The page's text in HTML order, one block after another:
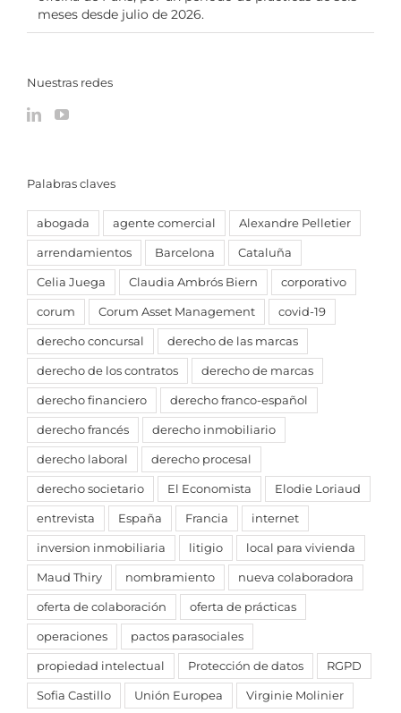
meses desde julio de 2026.
Nuestras redes
Palabras claves
abogada agente comercial Alexandre Pelletier
arrendamientos Barcelona Cataluña
Celia Juega Claudia Ambrós Biern corporativo
corum Corum Asset Management covid-19
derecho concursal derecho de las marcas
derecho de los contratos derecho de marcas
derecho financiero derecho franco-español
derecho francés derecho inmobiliario
derecho laboral derecho procesal
derecho societario El Economista Elodie Loriaud
entrevista España Francia internet
inversion inmobiliaria litigio local para vivienda
Maud Thiry nombramiento nueva colaboradora
oferta de colaboración oferta de prácticas
operaciones pactos parasociales
propiedad intelectual Protección de datos RGPD
Sofia Castillo Unión Europea Virginie Molinier